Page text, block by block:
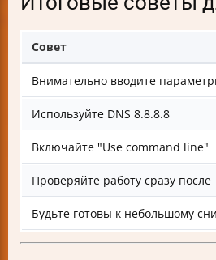
Совет
Внимательно вводите
Используйте DNS 8.8.8.8
Включайте "Use command line"
Проверяйте работу сразу после
Будьте готовы к небольшому